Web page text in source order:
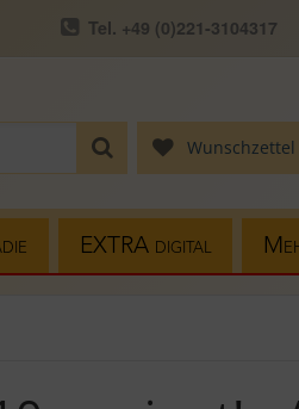
Tel. +49 (0)221-3104317
Wunschzettel
EXTRA digital